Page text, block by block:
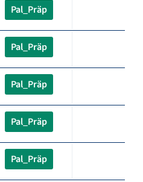
Pal_Präp
Pal_Präp
Pal_Präp
Pal_Präp
Pal_Präp